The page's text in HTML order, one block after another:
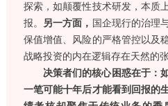
探索，如颠覆性技术研发，本质
报。
另一方面， 国企现行的治理
保值增值、风险的严格管控以及
战略投资的内在逻辑存在天然的张
决策者们的核心困惑在于：
一笔可能十年后才能看到回报的